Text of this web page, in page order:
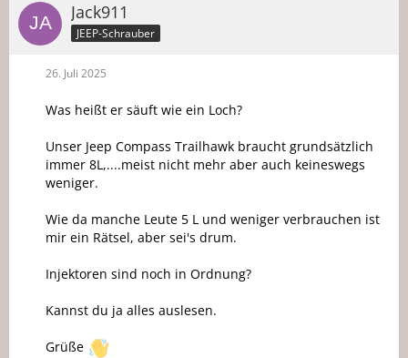
Jack911
JEEP-Schrauber
26. Juli 2025
Was heißt er säuft wie ein Loch?
Unser Jeep Compass Trailhawk braucht grundsätzlich
immer 8L,....meist nicht mehr aber auch keineswegs
weniger.
Wie da manche Leute 5 L und weniger verbrauchen ist
mir ein Rätsel, aber sei's drum.
Injektoren sind noch in Ordnung?
Kannst du ja alles auslesen.
Grüße